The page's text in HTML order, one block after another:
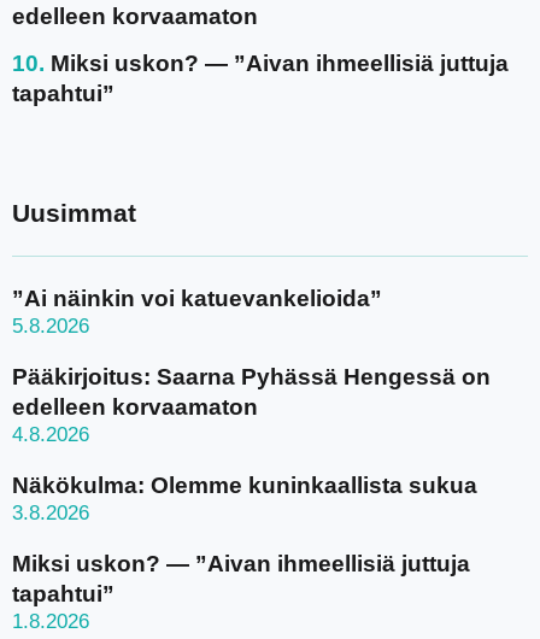
edelleen korvaamaton
Miksi uskon? — ”Aivan ihmeellisiä juttuja
tapahtui”
Uusimmat
”Ai näinkin voi katuevankelioida”
5.8.2026
Pääkirjoitus: Saarna Pyhässä Hengessä on
edelleen korvaamaton
4.8.2026
Näkökulma: Olemme kuninkaallista sukua
3.8.2026
Miksi uskon? — ”Aivan ihmeellisiä juttuja
tapahtui”
1.8.2026